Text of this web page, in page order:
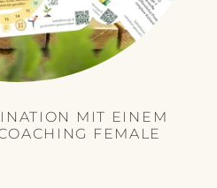
MIT EINEM
FEMALE